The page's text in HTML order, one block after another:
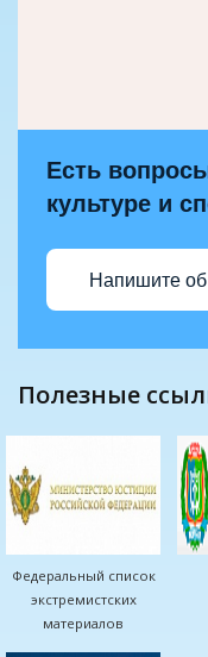
Есть
культуре и
Напишите об
полезные
Федеральный список
экстремистских
материалов